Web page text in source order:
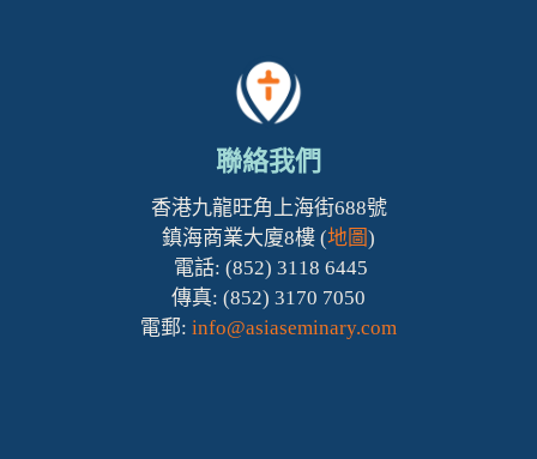
聯絡我們
香港九龍旺角上海街688號
鎮海商業大廈8樓 (地圖)
電話: (852) 3118 6445
傳真: (852) 3170 7050
電郵: info@asiaseminary.com